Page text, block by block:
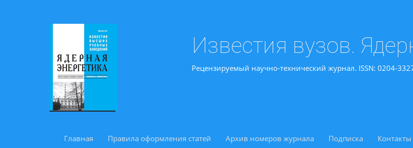
Известия вузов.
Рецензируемый научно-технический журнал. ISSN: 0204-
Главная Правила оформления статей Архив номеров журнала Подписка Контакты